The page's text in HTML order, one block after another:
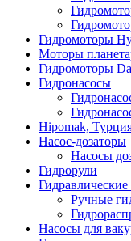
Гидромоторы
Моторы
Гидромоторы
Гидронасосы
Hipomak,
Насос-дозаторы
Насосы
Гидрорули
Гидравлические
Ручные
Насосы для